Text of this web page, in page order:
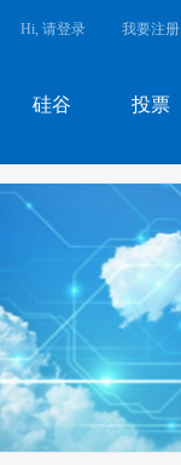
硅谷 投票
Hi, 请登录 我要注册